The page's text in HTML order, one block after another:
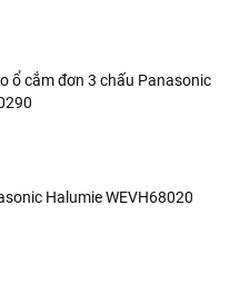
ổ cắm đơn 3 chấu Panasonic
Halumie WEVH68020